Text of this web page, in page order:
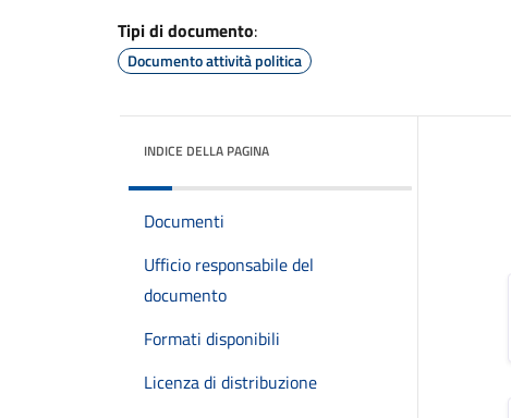
Tipi di documento:
Documento attività politica
INDICE DELLA PAGINA
Documenti
Ufficio responsabile del
documento
Formati disponibili
Licenza di distribuzione